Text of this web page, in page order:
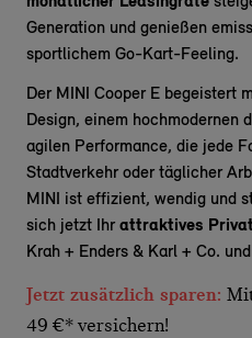
Generation und genießen
sportlichem Go-Kart-Feeling.
Der MINI Cooper E begeistert
Design, einem hochmodernen
agilen Performance, die jede
Stadtverkehr oder täglicher
MINI ist effizient, wendig und
sich jetzt Ihr attraktives
Krah + Enders & Karl + Co.
Jetzt zusätzlich sparen:
49 €* versichern!